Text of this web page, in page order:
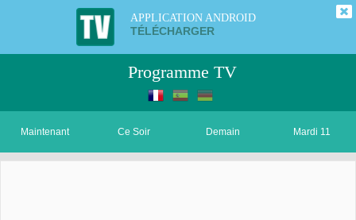
APPLICATION ANDROID
TÉLÉCHARGER
Programme TV
Maintenant Ce Soir Demain Mardi 11